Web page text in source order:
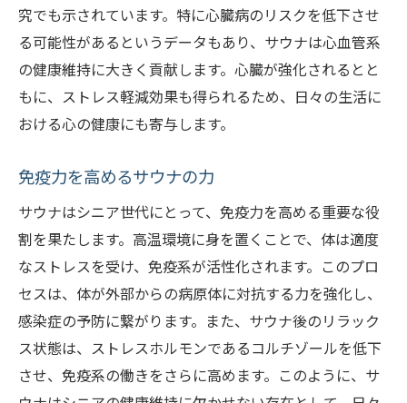
究でも示されています。特に心臓病のリスクを低下させ
る可能性があるというデータもあり、サウナは心血管系
の健康維持に大きく貢献します。心臓が強化されるとと
もに、ストレス軽減効果も得られるため、日々の生活に
おける心の健康にも寄与します。
免疫力を高めるサウナの力
サウナはシニア世代にとって、免疫力を高める重要な役
割を果たします。高温環境に身を置くことで、体は適度
なストレスを受け、免疫系が活性化されます。このプロ
セスは、体が外部からの病原体に対抗する力を強化し、
感染症の予防に繋がります。また、サウナ後のリラック
ス状態は、ストレスホルモンであるコルチゾールを低下
させ、免疫系の働きをさらに高めます。このように、サ